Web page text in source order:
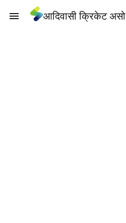
आदिवासी क्रिकेट असो